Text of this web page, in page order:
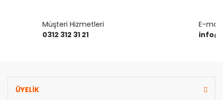
Müşteri Hizmetleri
0312 312 31 21
E-mail
ÜYELİK